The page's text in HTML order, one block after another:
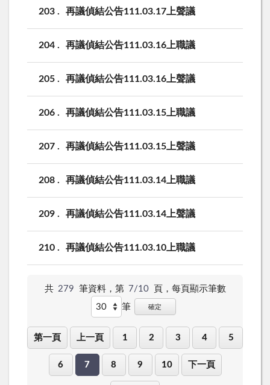
203 再議偵結公告111.03.17上聲議
204 再議偵結公告111.03.16上職議
205 再議偵結公告111.03.16上聲議
206 再議偵結公告111.03.15上職議
207 再議偵結公告111.03.15上聲議
208 再議偵結公告111.03.14上職議
209 再議偵結公告111.03.14上聲議
210 再議偵結公告111.03.10上職議
共 279 筆資料，第 7/10 頁， 每頁顯示筆數
筆
確定
第一頁 上一頁 1 2 3 4 5
6 7 8 9 10 下一頁